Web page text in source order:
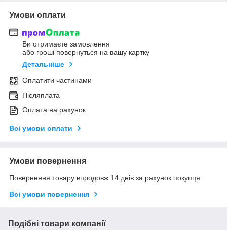
Умови оплати
Ви отримаєте замовлення
або гроші повернуться на вашу картку
Детальніше
Оплатити частинами
Післяплата
Оплата на рахунок
Всі умови оплати
Умови повернення
Повернення товару впродовж 14 днів за рахунок покупця
Всі умови повернення
Подібні товари компанії